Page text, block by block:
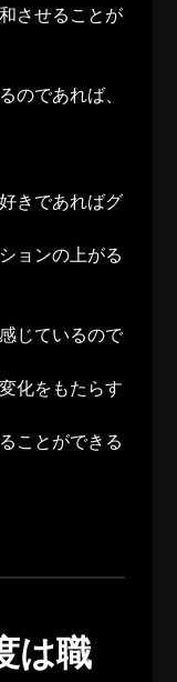
させることが
のであれば、
きであればグ
ョンの上がる
じているので
化をもたらす
ことができる
は職